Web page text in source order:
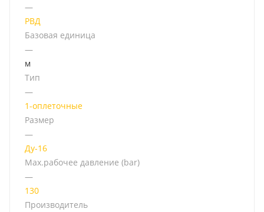
—
РВД
Базовая единица
—
м
Тип
—
1-оплеточные
Размер
—
Ду-16
Мах.рабочее давление (bar)
—
130
Производитель